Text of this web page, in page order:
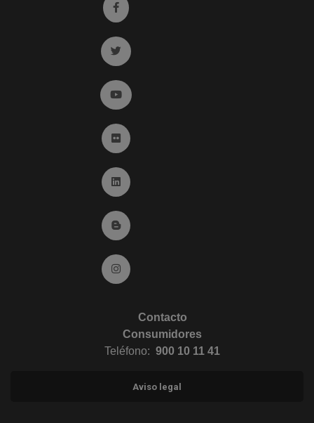
Ir a facebook (abre en ventana nueva)
Ir a twitter (abre en ventana nueva)
Ir a YouTube (abre en ventana nueva)
Ir a Flickr (abre en ventana nueva)
Ir a Linkedin (abre en ventana nueva)
Ir al Blog (abre en ventana nueva)
Ir a Instagram (abre en ventana nueva)
Contacto
Consumidores
Teléfono: 900 10 11 41
Aviso legal